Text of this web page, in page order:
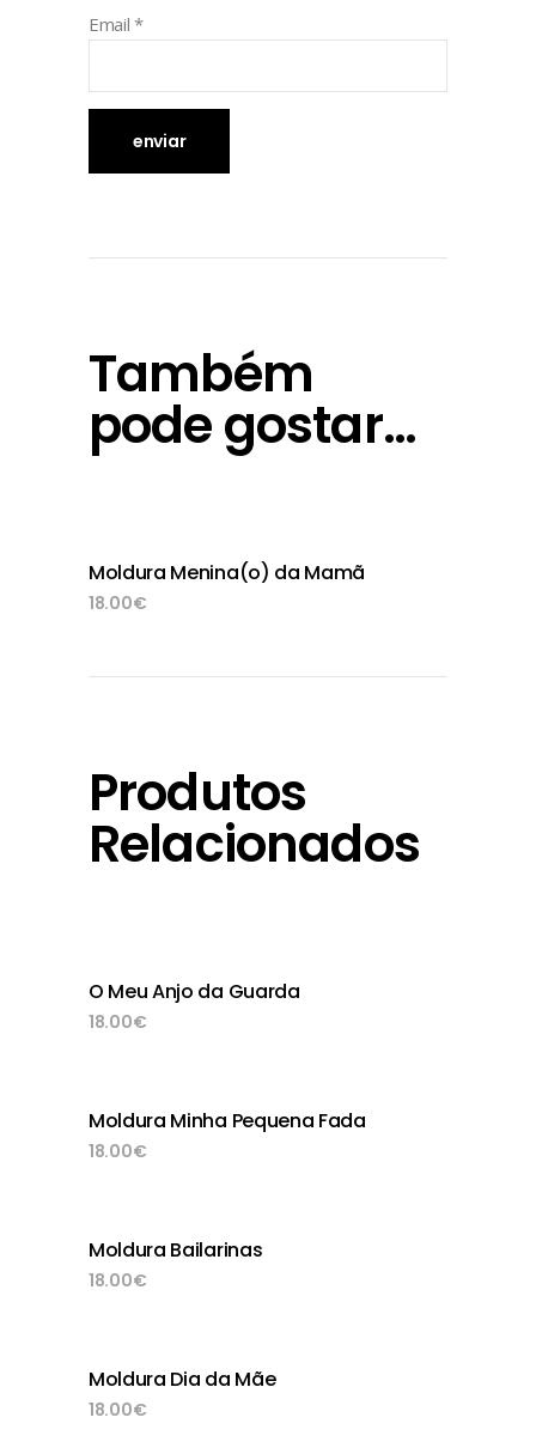
Email*
Também
pode gostar…
adicionar
Moldura Menina(o) da Mamã
18.00€
Produtos
Relacionados
adicionar
O Meu Anjo da Guarda
18.00€
adicionar
Moldura Minha Pequena Fada
18.00€
adicionar
Moldura Bailarinas
18.00€
adicionar
Moldura Dia da Mãe
18.00€